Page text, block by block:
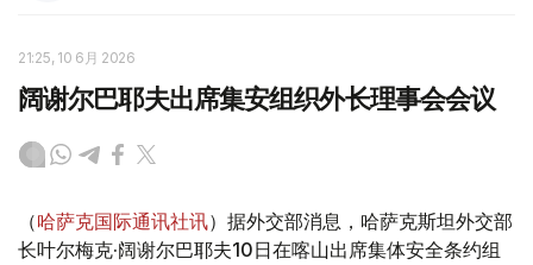
21:25, 10 6月 2026
阔谢尔巴耶夫出席集安组织外长理事会会议
（哈萨克国际通讯社讯）据外交部消息，哈萨克斯坦外交部
长叶尔梅克·阔谢尔巴耶夫10日在喀山出席集体安全条约组